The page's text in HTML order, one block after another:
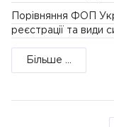
Порівняння ФОП
реєстрації та види
Більше ...